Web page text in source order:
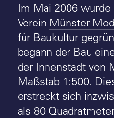
Im Mai 2006
Verein Münster
für Baukultur
begann der Bau
der Innenstadt von
Maßstab 1:500.
erstreckt sich
als 80